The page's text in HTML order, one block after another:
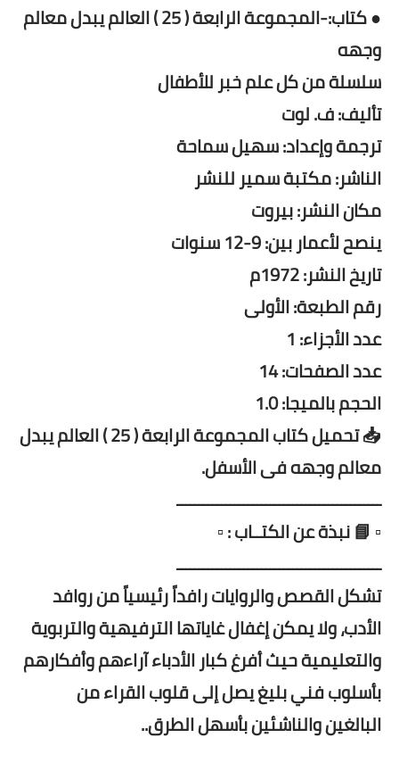
● كتاب:-المجموعة الرابعة ( 25 ) العالم يبدل معالم
وجهه
سلسلة من كل علم خبر للأطفال
تأليف: ف. لوت
ترجمة وإعداد: سهيل سماحة
الناشر: مكتبة سمير للنشر
مكان النشر: بيروت
ينصح لأعمار بين: 9-12 سنوات
تاريخ النشر: 1972م
رقم الطبعة: الأولى
عدد الأجزاء: 1
عدد الصفحات: 14
الحجم بالميجا: 1.0
📥 تحميل كتاب المجموعة الرابعة ( 25 ) العالم يبدل
معالم وجهه فى الأسفل.
ــــــــــــــــــــــــــــــــــــــــــــــ
▫️ 📘 نبذة عن الكتــاب : ▫️
ــــــــــــــــــــــــــــــــــــــــــــــ
تشكل القصص والروايات رافداً رئيسياً من روافد
الأدب، ولا يمكن إغفال غاياتها الترفيهية والتربوية
والتعليمية حيث أفرغ كبار الأدباء آراءهم وأفكارهم
بأسلوب فني بليغ يصل إلى قلوب القراء من
البالغين والناشئين بأسهل الطرق..